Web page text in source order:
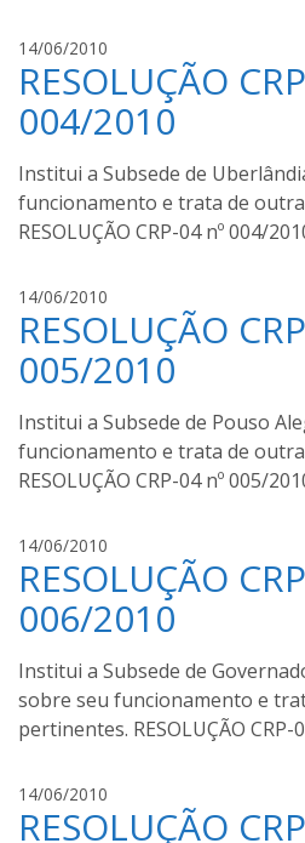
r
a
14/06/2010
u
g
u
t
o
m
r
a
RESOLUÇÃO
004/2010
Institui a Subsede de
funcionamento e trata de
RESOLUÇÃO CRP-04 nº 004/
14/06/2010
u
g
u
t
o
m
r
a
RESOLUÇÃO
005/2010
Institui a Subsede de Pouso
funcionamento e trata de
RESOLUÇÃO CRP-04 nº 005/
14/06/2010
u
g
u
t
o
m
r
a
RESOLUÇÃO
006/2010
Institui a Subsede de
sobre seu funcionamento e
pertinentes. RESOLUÇÃO CRP-
14/06/2010
u
RESOLUÇÃO